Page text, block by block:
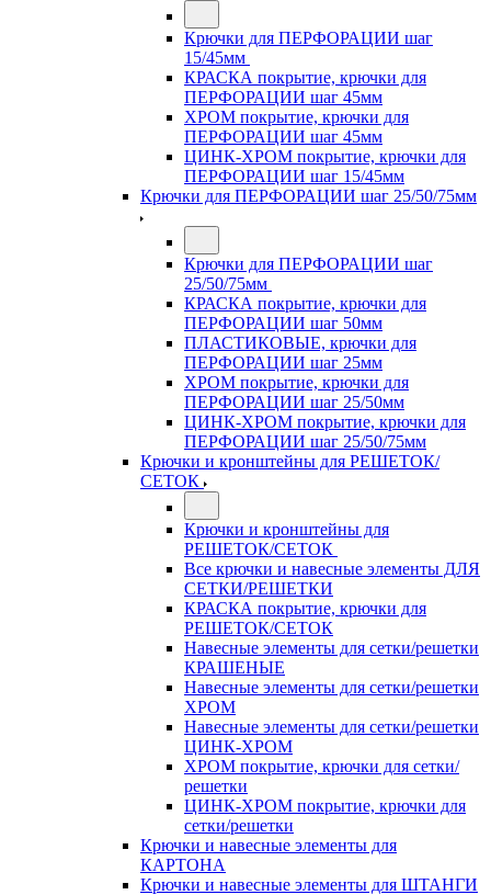
Крючки для ПЕРФОРАЦИИ шаг
15/45мм
КРАСКА покрытие, крючки для
ПЕРФОРАЦИИ шаг 45мм
ХРОМ покрытие, крючки для
ПЕРФОРАЦИИ шаг 45мм
ЦИНК-ХРОМ покрытие, крючки для
ПЕРФОРАЦИИ шаг 15/45мм
Крючки для ПЕРФОРАЦИИ шаг 25/50/75мм
Крючки для ПЕРФОРАЦИИ шаг
25/50/75мм
КРАСКА покрытие, крючки для
ПЕРФОРАЦИИ шаг 50мм
ПЛАСТИКОВЫЕ, крючки для
ПЕРФОРАЦИИ шаг 25мм
ХРОМ покрытие, крючки для
ПЕРФОРАЦИИ шаг 25/50мм
ЦИНК-ХРОМ покрытие, крючки для
ПЕРФОРАЦИИ шаг 25/50/75мм
Крючки и кронштейны для РЕШЕТОК/
СЕТОК
Крючки и кронштейны для
РЕШЕТОК/СЕТОК
Все крючки и навесные элементы ДЛЯ
СЕТКИ/РЕШЕТКИ
КРАСКА покрытие, крючки для
РЕШЕТОК/СЕТОК
Навесные элементы для сетки/решетки
КРАШЕНЫЕ
Навесные элементы для сетки/решетки
ХРОМ
Навесные элементы для сетки/решетки
ЦИНК-ХРОМ
ХРОМ покрытие, крючки для сетки/
решетки
ЦИНК-ХРОМ покрытие, крючки для
сетки/решетки
Крючки и навесные элементы для
КАРТОНА
Крючки и навесные элементы для ШТАНГИ